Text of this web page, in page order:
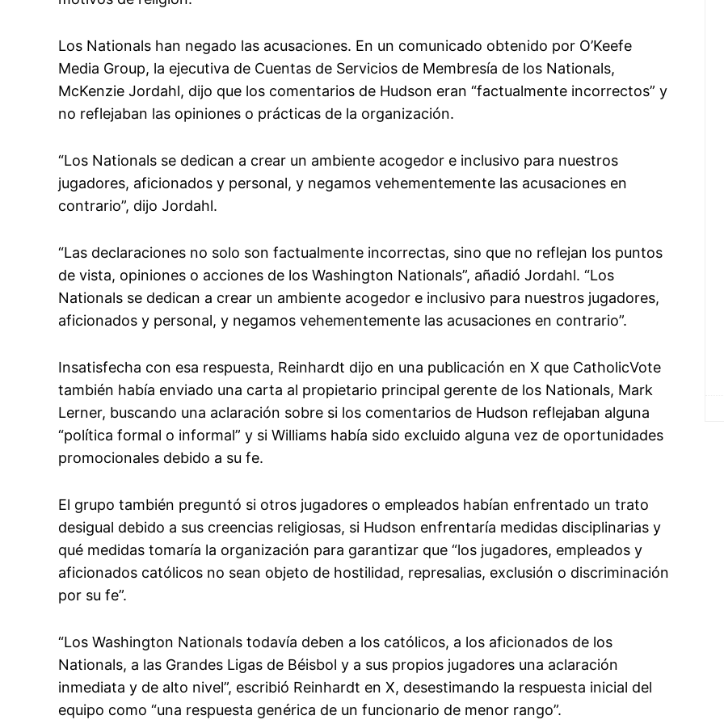
Los Nationals han negado las acusaciones. En un comunicado obtenido por O’Keefe
Media Group, la ejecutiva de Cuentas de Servicios de Membresía de los Nationals,
McKenzie Jordahl, dijo que los comentarios de Hudson eran “factualmente incorrectos” y
no reflejaban las opiniones o prácticas de la organización.
“Los Nationals se dedican a crear un ambiente acogedor e inclusivo para nuestros
jugadores, aficionados y personal, y negamos vehementemente las acusaciones en
contrario”, dijo Jordahl.
“Las declaraciones no solo son factualmente incorrectas, sino que no reflejan los puntos
de vista, opiniones o acciones de los Washington Nationals”, añadió Jordahl. “Los
Nationals se dedican a crear un ambiente acogedor e inclusivo para nuestros jugadores,
aficionados y personal, y negamos vehementemente las acusaciones en contrario”.
Insatisfecha con esa respuesta, Reinhardt dijo en una publicación en X que CatholicVote
también había enviado una carta al propietario principal gerente de los Nationals, Mark
Lerner, buscando una aclaración sobre si los comentarios de Hudson reflejaban alguna
“política formal o informal” y si Williams había sido excluido alguna vez de oportunidades
promocionales debido a su fe.
El grupo también preguntó si otros jugadores o empleados habían enfrentado un trato
desigual debido a sus creencias religiosas, si Hudson enfrentaría medidas disciplinarias y
qué medidas tomaría la organización para garantizar que “los jugadores, empleados y
aficionados católicos no sean objeto de hostilidad, represalias, exclusión o discriminación
por su fe”.
“Los Washington Nationals todavía deben a los católicos, a los aficionados de los
Nationals, a las Grandes Ligas de Béisbol y a sus propios jugadores una aclaración
inmediata y de alto nivel”, escribió Reinhardt en X, desestimando la respuesta inicial del
equipo como “una respuesta genérica de un funcionario de menor rango”.